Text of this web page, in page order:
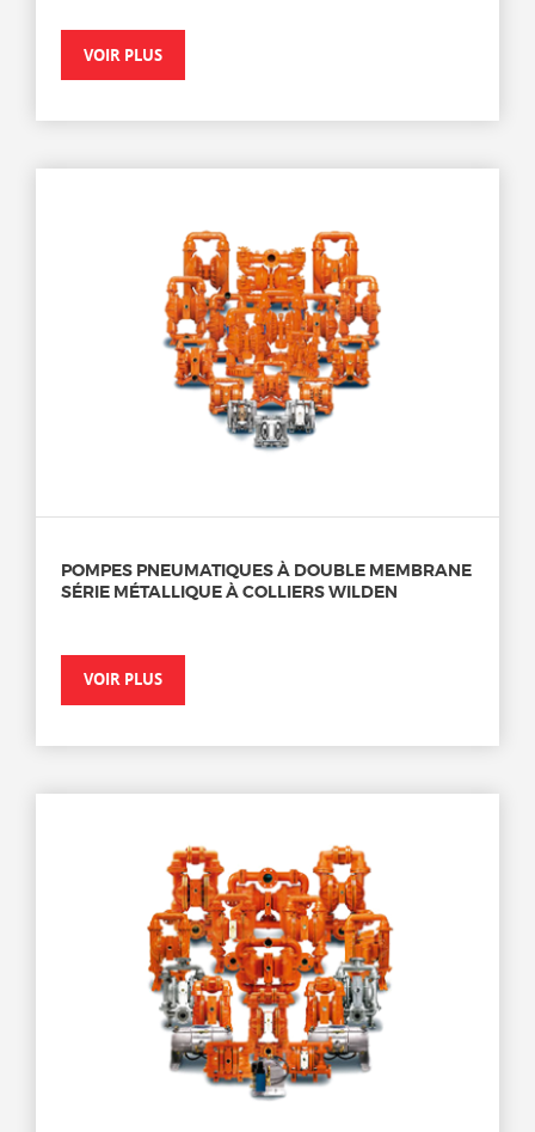
VOIR PLUS
POMPES PNEUMATIQUES À DOUBLE MEMBRANE
SÉRIE MÉTALLIQUE À COLLIERS WILDEN
VOIR PLUS